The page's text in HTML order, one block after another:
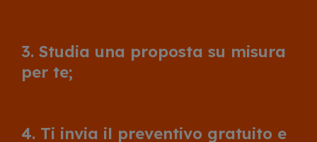
3. Studia una proposta su misura
per te;
4. Ti invia il preventivo gratuito e